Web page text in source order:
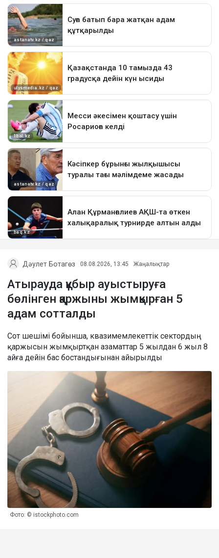
Дәулет Ботагөз 08.08.2026, 13:45 Жаңалықтар
Атырауда құбыр ауыстыруға
бөлінген қаржыны жымқырған 5
адам сотталды
Сот шешімі бойынша, квазимемлекеттік сектордың
қаржысын жымқыртқан азаматтар 5 жылдан 6 жыл 8
айға дейін бас бостандығынан айырылды
Фото: © istockphoto.com